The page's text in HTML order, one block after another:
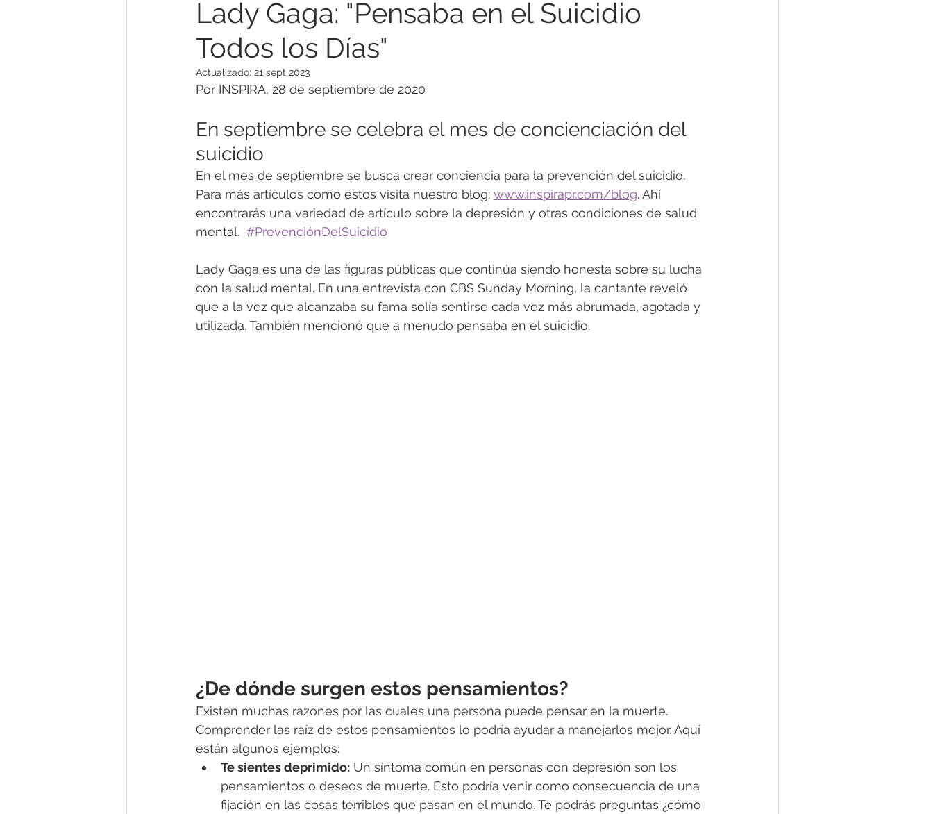
Género y Sexualidad Prevención Suicidio
Problemas de Parejas/Familia Trastornos de Conducta
Agotamiento Mental
Noticias & Opinión Terapia psicológica Adultos Mayores Relaciones Interpersonales
Lady Gaga: "Pensaba en el Suicidio
Todos los Días"
Actualizado: 21 sept 2023
Por INSPIRA, 28 de septiembre de 2020
En septiembre se celebra el mes de concienciación del
suicidio
En el mes de septiembre se busca crear conciencia para la prevención del suicidio.
Para más artículos como estos visita nuestro blog: www.inspirapr.com/blog. Ahí
encontrarás una variedad de artículo sobre la depresión y otras condiciones de salud
mental. #PrevenciónDelSuicidio
Lady Gaga es una de las figuras públicas que continúa siendo honesta sobre su lucha
con la salud mental. En una entrevista con CBS Sunday Morning, la cantante reveló
que a la vez que alcanzaba su fama solía sentirse cada vez más abrumada, agotada y
utilizada. También mencionó que a menudo pensaba en el suicidio.
¿De dónde surgen estos pensamientos?
Existen muchas razones por las cuales una persona puede pensar en la muerte.
Comprender las raíz de estos pensamientos lo podría ayudar a manejarlos mejor. Aquí
están algunos ejemplos:
Te sientes deprimido: Un síntoma común en personas con depresión son los
pensamientos o deseos de muerte. Esto podría venir como consecuencia de una
fijación en las cosas terribles que pasan en el mundo. Te podrás preguntas ¿cómo